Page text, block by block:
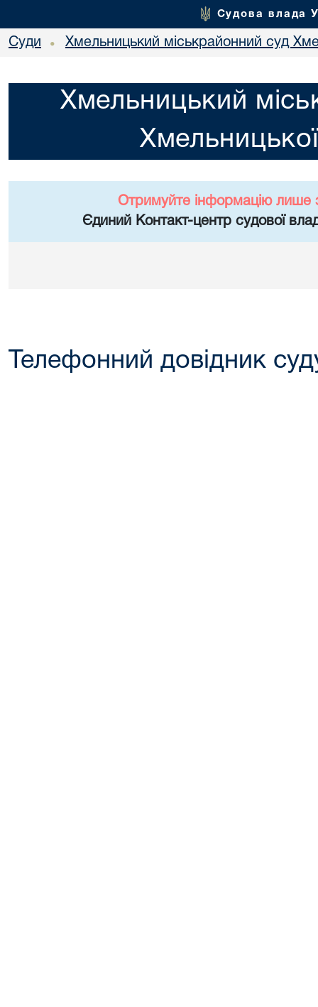
Судова влада
Суди • Хмельницький міськрайонний суд
Хмельницький
Отримуйте інформацію лише
Єдиний Контакт-центр судової
Телефонний довідник